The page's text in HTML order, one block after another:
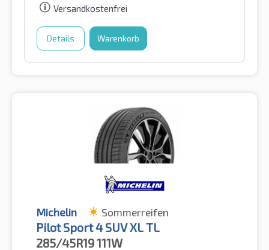
Versandkostenfrei
Details Warenkorb
Michelin Sommerreifen
Pilot Sport 4 SUV XL TL
285/45R19111W